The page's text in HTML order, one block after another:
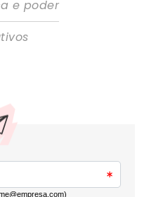
e poder